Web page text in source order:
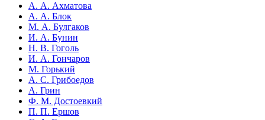
А. А. Ахматова
А. А. Блок
М. А. Булгаков
И. А. Бунин
Н. В. Гоголь
И. А. Гончаров
М. Горький
А. С. Грибоедов
А. Грин
Ф. М. Достоевкий
П. П. Ершов